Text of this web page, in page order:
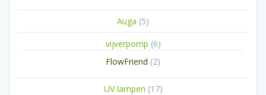
Auga 55
producten
vijverpomp 66
FlowFriend 22
UV lampen 1717